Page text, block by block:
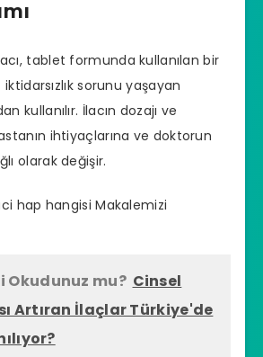
tablet formunda kullanılan bir
sorunu yaşayan
kullanılır. İlacın dozajı ve
ihtiyaçlarına ve doktorun
olarak değişir.
hap hangisi Makalemizi
Okudunuz mu? Cinsel
Artıran İlaçlar Türkiye'de